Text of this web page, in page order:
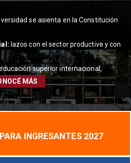
se asienta en la Constitución
lazos con el sector productivo y con
superior internacional,
MÁS
INGRESANTES 2027